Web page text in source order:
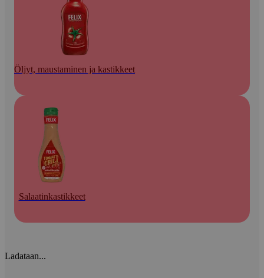
Öljyt, maustaminen ja kastikkeet
Salaatinkastikkeet
Ladataan...